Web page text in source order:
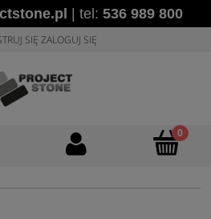
| tel: 536 989 800
SIĘ ZALOGUJ SIĘ